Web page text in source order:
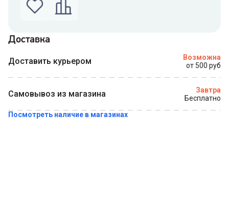
связаться с вами
Доставка
Доставить курьером
Возможна
от 500 руб
Самовывоз из магазина
Завтра
Бесплатно
Посмотреть наличие в магазинах